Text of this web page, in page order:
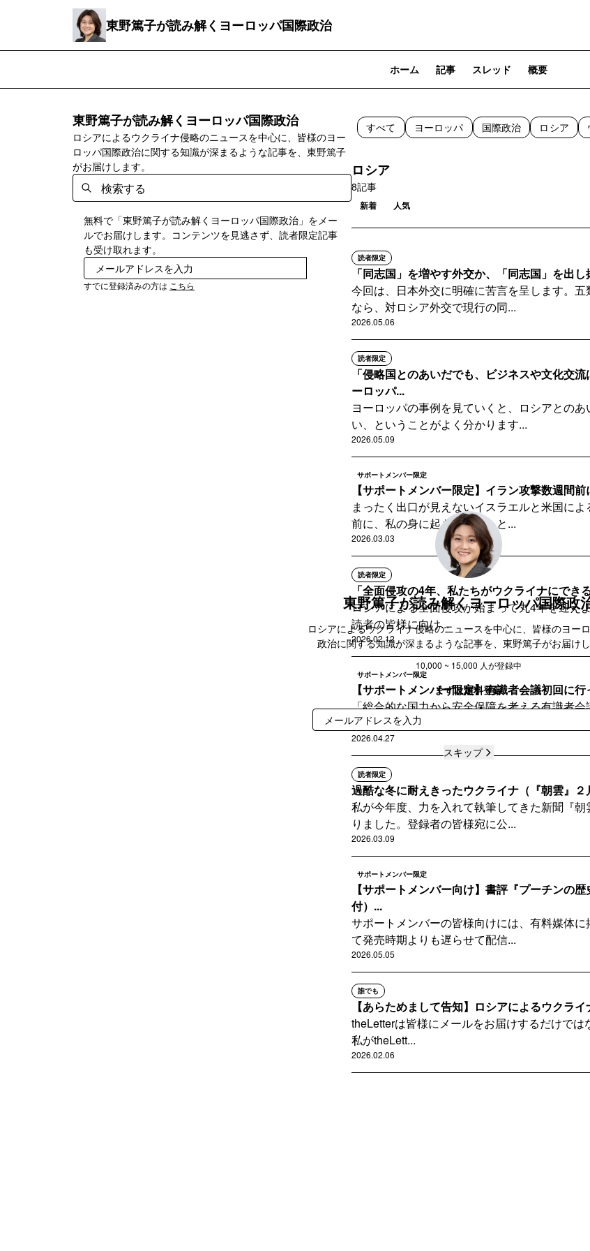
東野篤子が読み解くヨーロッパ国際政治
ホーム 記事 スレッド 概要
東野篤子が読み解くヨーロッパ国際政治
ロシアによるウクライナ侵略のニュースを中心に、皆様のヨー
ロッパ国際政治に関する知識が深まるような記事を、東野篤子
がお届けします。
無料で「東野篤子が読み解くヨーロッパ国際政治」をメー
ルでお届けします。コンテンツを見逃さず、読者限定記事
も受け取れます。
すでに登録済みの方は こちら
すべて ヨーロッパ 国際政治 ロシア
ロシア
8記事
新着 人気
読者限定
「同志国」を増やす外交か、「同志国」を出
今回は、日本外交に明確に苦言を呈します。
なら、対ロシア外交で現行の同...
2026.05.06
読者限定
「侵略国とのあいだでも、ビジネスや文化交
ーロッパ...
ヨーロッパの事例を見ていくと、ロシアとの
い、ということがよく分かります...
2026.05.09
サポートメンバー限定
【サポートメンバー限定】イラン攻撃数週間
まったく出口が見えないイスラエルと米国に
前に、私の身に起きたちょっと...
2026.03.03
読者限定
「全面侵攻の4年、私たちがウクライナにでき
ロシアによる全面侵攻が始まって丸4年を迎え
読者の皆様に向け...
2026.02.12
サポートメンバー限定
【サポートメンバー限定】有識者会議初回に
「総合的な国力から安全保障を考える有識者
りします。
2026.04.27
読者限定
過酷な冬に耐えきったウクライナ（『朝雲』２
私が今年度、力を入れて執筆してきた新聞『
りました。登録者の皆様宛に公...
2026.03.09
サポートメンバー限定
【サポートメンバー向け】書評『プーチンの
付）...
サポートメンバーの皆様向けには、有料媒体
て発売時期よりも遅らせて配信...
2026.05.05
誰でも
【あらためまして告知】ロシアによるウクラ
theLetterは皆様にメールをお届けするだけでは
私がtheLett...
2026.02.06
東野篤子が読み解くヨーロッパ国際政
ロシアによるウクライナ侵略のニュースを中心に、皆様のヨー
政治に関する知識が深まるような記事を、東野篤子がお届けし
10,000 ~ 15,000 人が登録中
まずは無料登録
スキップ